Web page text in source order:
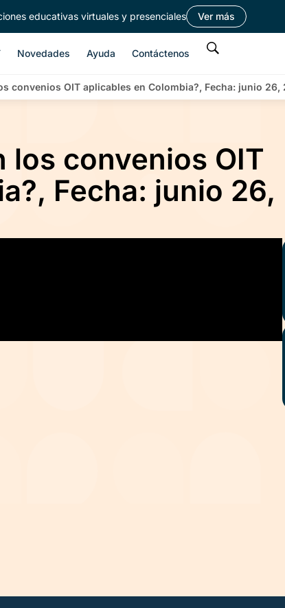
educativas virtuales y presenciales Ver más
Novedades Ayuda Contáctenos
convenios OIT aplicables en Colombia?, Fecha: junio 26,
los convenios OIT
Fecha: junio 26,